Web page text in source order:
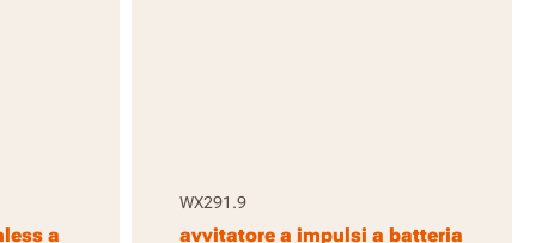
a
WX291.9
avvitatore a impulsi a batteria